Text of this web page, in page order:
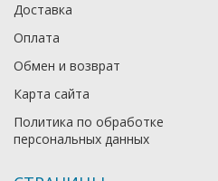
Доставка
Оплата
Обмен и возврат
Карта сайта
Политика по обработке
персональных данных